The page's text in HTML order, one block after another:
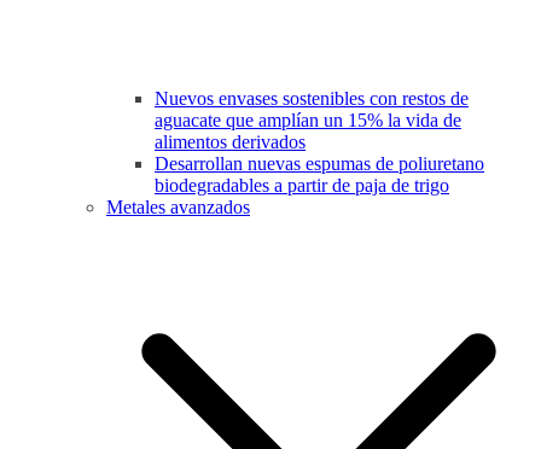
Nuevos envases sostenibles con restos de
aguacate que amplían un 15% la vida de
alimentos derivados
Desarrollan nuevas espumas de poliuretano
biodegradables a partir de paja de trigo
Metales avanzados